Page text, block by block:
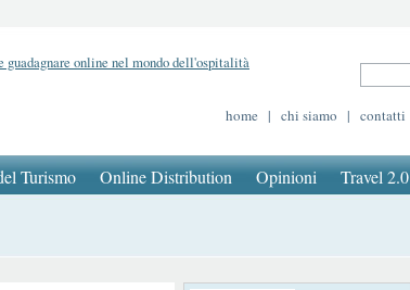
home | chi siamo | contatti
Turismo Online Distribution Opinioni Travel 2.0